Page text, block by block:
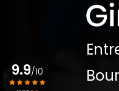
9.9/10